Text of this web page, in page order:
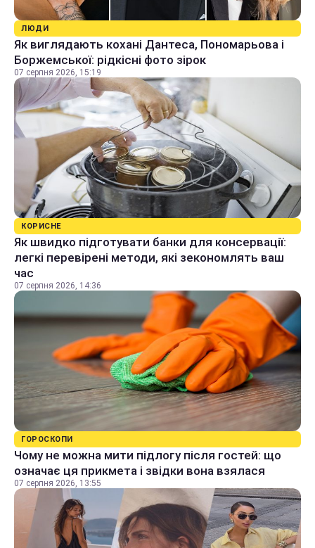
ЛЮДИ
Як виглядають кохані Дантеса, Пономарьова і
Боржемської: рідкісні фото зірок
07 серпня 2026, 15:19
КОРИСНЕ
Як швидко підготувати банки для консервації:
легкі перевірені методи, які зекономлять ваш
час
07 серпня 2026, 14:36
ГОРОСКОПИ
Чому не можна мити підлогу після гостей: що
означає ця прикмета і звідки вона взялася
07 серпня 2026, 13:55